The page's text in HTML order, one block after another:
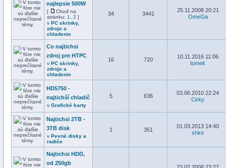
najlepsie 500W
[
Choď na
stránku: 1 2 ]
v PC skrinky,
zdroje a
chladenie
34 3441
25.11.2008 20:21
OmeGa
Co najtichsi
zdroj pre HTPC
v PC skrinky,
zdroje a
chladenie
16 720
10.11.2016 11:06
tomek
HD5750 -
najtichší chladič
v Grafické karty
5 636
03.06.2010 22:24
Cirky
Najtichsi 2TB -
3TB disk
v Pevné disky a
radiče
1 351
01.03.2013 14:40
shiro
Najtichsi HDD,
od 250gb